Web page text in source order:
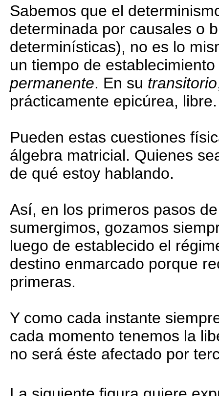
Sabemos que el
determinada por causales o
determinísticas), no es lo
un tiempo de
permanente. En su transitorio
prácticamente epicúrea, libre.
Pueden estas cuestiones
álgebra matricial. Quienes
de qué estoy hablando.
Así, en los primeros pasos
sumergimos, gozamos
luego de establecido el
destino enmarcado porque
primeras.
Y como cada instante
cada momento tenemos la
no será éste afectado por